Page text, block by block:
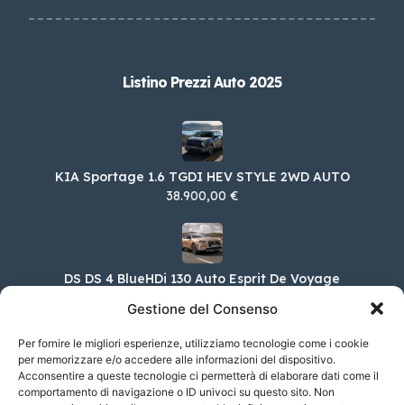
Gestione del Consenso
Per fornire le migliori esperienze, utilizziamo tecnologie come i cookie
per memorizzare e/o accedere alle informazioni del dispositivo.
Acconsentire a queste tecnologie ci permetterà di elaborare dati come il
comportamento di navigazione o ID univoci su questo sito. Non
Listino Prezzi Auto 2025
KIA Sportage 1.6 TGDI HEV STYLE 2WD AUTO
38.900,00 €
DS DS 4 BlueHDi 130 Auto Esprit De Voyage
Bentley Continental GTC 4.0 V8 Azure 4X4
Convertible